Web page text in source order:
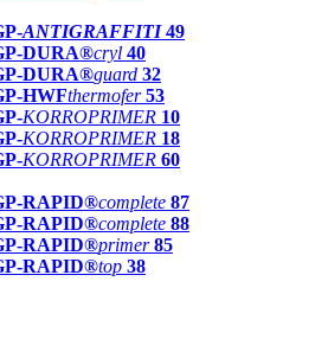
ANTIGRAFFITI49
DURA®cryl 40
DURA®guard 32
HWFthermofer 53
KORROPRIMER 10
KORROPRIMER 18
KORROPRIMER 60
RAPID®complete 87
RAPID®complete 88
RAPID®primer 85
RAPID®top 38